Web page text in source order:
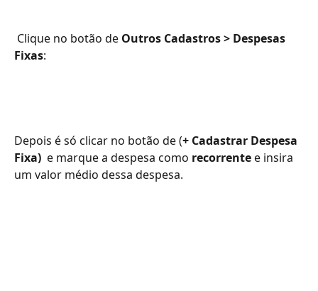
Clique no botão de Outros Cadastros > Despesas
Fixas:
Depois é só clicar no botão de (+ Cadastrar Despesa
Fixa) e marque a despesa como recorrente e insira
um valor médio dessa despesa.